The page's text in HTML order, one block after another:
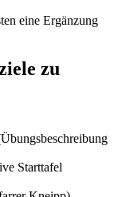
eine Ergänzung
zu
Starttafel